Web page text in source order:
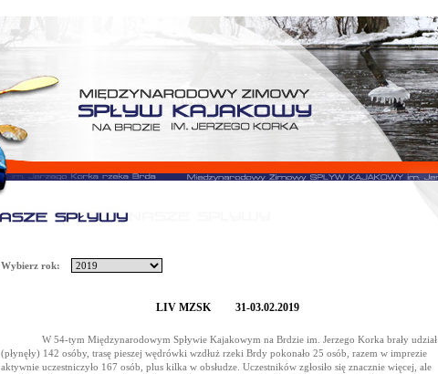
Wybierz rok:
LIV MZSK 31-03.02.2019
W 54-tym Międzynarodowym Spływie Kajakowym na Brdzie im. Jerzego Korka brały udział
(płynęły) 142 osóby, trasę pieszej wędrówki wzdłuż rzeki Brdy pokonało 25 osób, razem w imprezie
aktywnie uczestniczyło 167 osób, plus kilka w obsłudze. Uczestników zgłosiło się znacznie więcej, ale